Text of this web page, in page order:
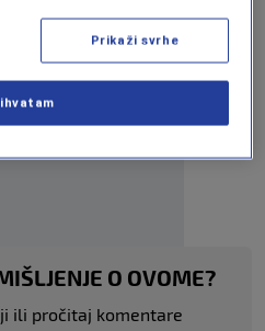
O OVOME?
ili pročitaj komentare
Prikaži svrhe